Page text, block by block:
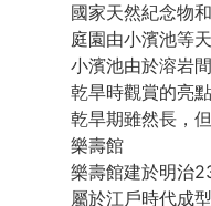
國家天然紀念物
庭園由小濱池等
小濱池由於溶岩
乾旱時觀賞的亮
乾旱期雖然長，
樂壽館
樂壽館建於明治
屬於江戶時代成